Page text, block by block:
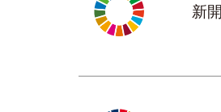
新